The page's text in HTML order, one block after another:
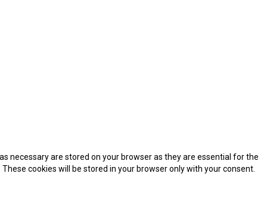
necessary are stored on your browser as they are essential for the
cookies will be stored in your browser only with your consent.